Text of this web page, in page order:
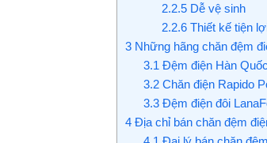
2.2.5Dễ vệ sinh
2.2.6Thiết kế tiện
3 Những hãng chăn đệm
3.1 Đệm điện Hàn
3.2Chăn điện Rapido
3.3Đệm điện đôi
4 Địa chỉ bán chăn đệm